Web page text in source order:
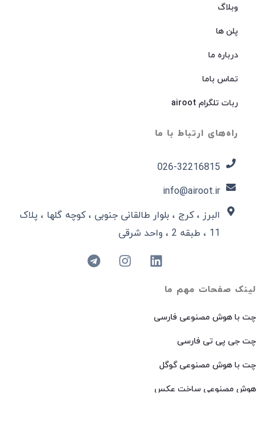
لینک صفحات مهم ما
چت با هوش مصنوعی فارسی
چت جی پی تی فارسی
چت با هوش مصنوعی گوگل
هوش مصنوعی ساخت عکس
وبلاگ
پلن ها
درباره ما
تماس باما
ربات تلگرام airoot
راه‌های ارتباط با ما
026-32216815​
info@airoot.ir
البرز ، کرج ، بلوار طالقانی جنوبی ، کوچه گلها ، پلاک
11 ، طبقه 2 ، واحد شرقی